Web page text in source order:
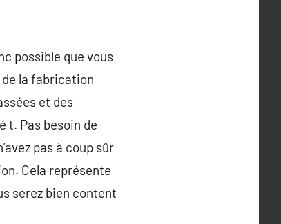
possible que vous
la fabrication
et des
t. Pas besoin de
pas à coup sûr
Cela représente
serez bien content